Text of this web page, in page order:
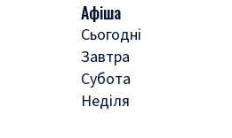
Афіша
Сьогодні
Завтра
Субота
Неділя